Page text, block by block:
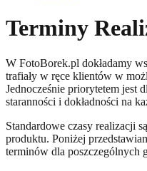
Terminy
W FotoBorek.pl dokładamy
trafiały w ręce klientów w
Jednocześnie priorytetem jest
staranności i dokładności na
Standardowe czasy realizacji
produktu. Poniżej
terminów dla poszczególnych